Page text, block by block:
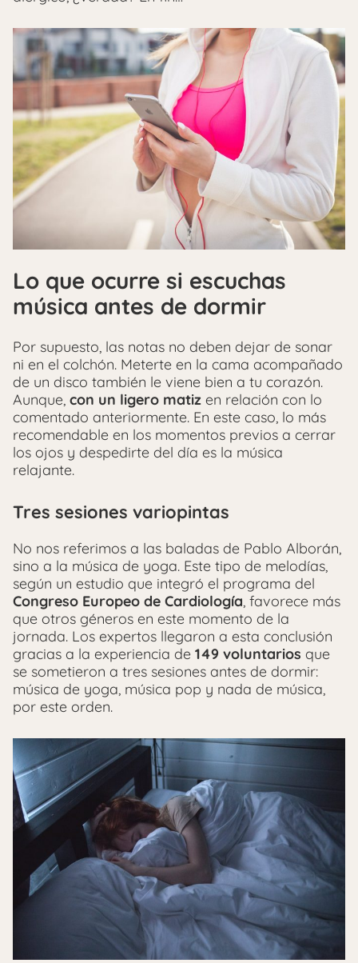
Lo que ocurre si escuchas
música antes de dormir
Por supuesto, las notas no deben dejar de sonar
ni en el colchón. Meterte en la cama acompañado
de un disco también le viene bien a tu corazón.
Aunque, con un ligero matiz en relación con lo
comentado anteriormente. En este caso, lo más
recomendable en los momentos previos a cerrar
los ojos y despedirte del día es la música
relajante.
Tres sesiones variopintas
No nos referimos a las baladas de Pablo Alborán,
sino a la música de yoga. Este tipo de melodías,
según un estudio que integró el programa del
Congreso Europeo de Cardiología, favorece más
que otros géneros en este momento de la
jornada. Los expertos llegaron a esta conclusión
gracias a la experiencia de 149 voluntarios que
se sometieron a tres sesiones antes de dormir:
música de yoga, música pop y nada de música,
por este orden.